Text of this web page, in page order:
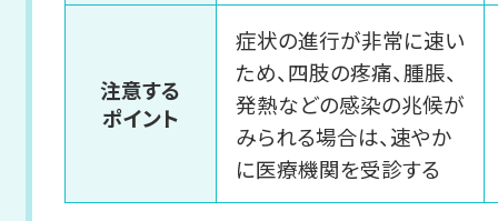
注意する
ポイント
症状の進行が非常に速い
ため、四肢の疼痛、腫脹、
発熱などの感染の兆候が
みられる場合は、速やか
に医療機関を受診する